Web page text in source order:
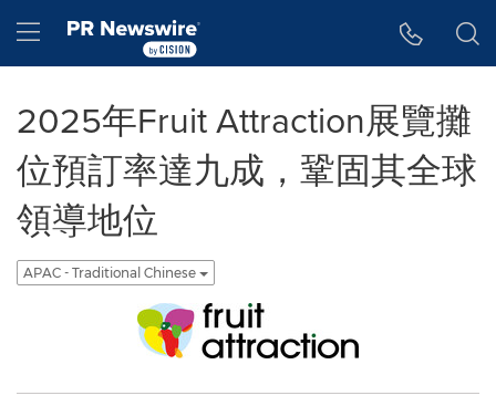
Hamburger menu
2025年Fruit Attraction展覽攤
位預訂率達九成，鞏固其全球
領導地位
APAC - Traditional Chinese